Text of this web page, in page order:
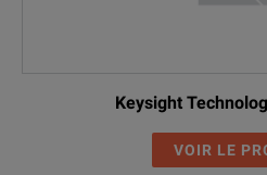
Keysight
VOIR LE